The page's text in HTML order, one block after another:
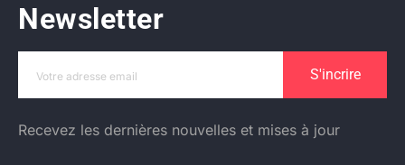
Newsletter
S'incrire
Recevez les dernières nouvelles et mises à jour